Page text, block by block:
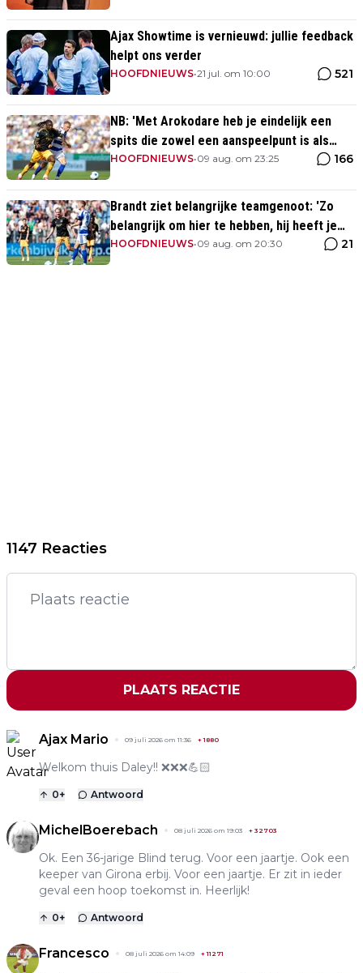
Ajax Showtime is vernieuwd: jullie feedback
helpt ons verder
HOOFDNIEUWS•21 jul. om 10:00 521
NB: 'Met Arokodare heb je eindelijk een
spits die zowel een aanspeelpunt is als
diepte heeft'
HOOFDNIEUWS•09 aug. om 23:25 166
Brandt ziet belangrijke teamgenoot: 'Zo
belangrijk om hier te hebben, hij heeft je
rug'
HOOFDNIEUWS•09 aug. om 20:30 21
1147 Reacties
PLAATS REACTIE
Ajax Mario 09 juli 2026 om 11:36 +1880
Welkom thuis Daley!! ❌❌❌💪🏻
0+ Antwoord
MichelBoerebach 08 juli 2026 om 19:03 + 32703
Ok. Een 36-jarige Blind terug. Voor een jaartje. Ook een
keeper van Girona erbij. Voor een jaartje. Er zit in ieder
geval een hoop toekomst in. Heerlijk!
0+ Antwoord
Francesco 08 juli 2026 om 14:09 +11271